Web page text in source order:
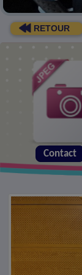
RETOUR
Contact